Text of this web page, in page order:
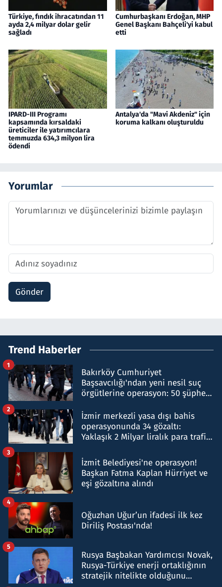
Türkiye, fındık ihracatından 11
ayda 2,4 milyar dolar gelir
sağladı
Cumhurbaşkanı Erdoğan, MHP
Genel Başkanı Bahçeli'yi kabul
etti
IPARD-III Programı
kapsamında kırsaldaki
üreticiler ile yatırımcılara
temmuzda 634,3 milyon lira
ödendi
Antalya'da "Mavi Akdeniz" için
koruma kalkanı oluşturuldu
Yorumlar
Gönder
Trend Haberler
Bakırköy Cumhuriyet
Başsavcılığı'ndan yeni nesil suç
örgütlerine operasyon: 50 şüpheli
1
İzmir merkezli yasa dışı bahis
operasyonunda 34 gözaltı:
Yaklaşık 2 Milyar liralık para trafiği
2
İzmit Belediyesi'ne operasyon!
Başkan Fatma Kaplan Hürriyet ve
eşi gözaltına alındı
3
Oğuzhan Uğur’un ifadesi ilk kez
Diriliş Postası'nda!
4
Rusya Başbakan Yardımcısı Novak,
Rusya-Türkiye enerji ortaklığının
stratejik nitelikte olduğunu
5